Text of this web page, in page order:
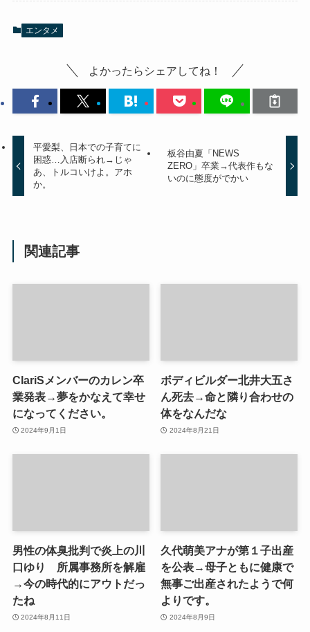
エンタメ
よかったらシェアしてね！
平愛梨、日本での子育てに
困惑…入店断られ→じゃ
あ、トルコいけよ。アホ
か。
板谷由夏「NEWS
ZERO」卒業→代表作もな
いのに態度がでかい
関連記事
ClariSメンバーのカレン卒
業発表→夢をかなえて幸せ
になってください。
2024年9月1日
ボディビルダー北井大五さ
ん死去→命と隣り合わせの
体をなんだな
2024年8月21日
男性の体臭批判で炎上の川
口ゆり 所属事務所を解雇
→今の時代的にアウトだっ
たね
2024年8月11日
久代萌美アナが第１子出産
を公表→母子ともに健康で
無事ご出産されたようで何
よりです。
2024年8月9日